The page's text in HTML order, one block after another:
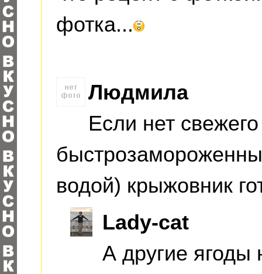
фотка...
Людмила
Если нет
водой) крыжовник
Lady-cat
А другие ягоды